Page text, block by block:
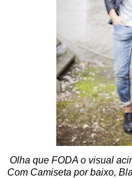
Olha que FODA o visual
Com Camiseta por baixo,